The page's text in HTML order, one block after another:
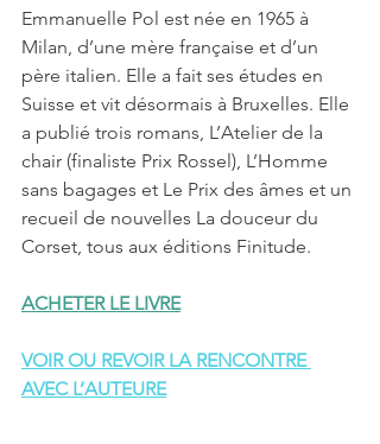
Emmanuelle Pol est née en 1965 à
Milan, d’une mère française et d’un
père italien. Elle a fait ses études en
Suisse et vit désormais à Bruxelles. Elle
a publié trois romans, L’Atelier de la
chair (finaliste Prix Rossel), L’Homme
sans bagages et Le Prix des âmes et un
recueil de nouvelles La douceur du
Corset, tous aux éditions Finitude.
ACHETER LE LIVRE
VOIR OU REVOIR LA RENCONTRE
AVEC L’AUTEURE